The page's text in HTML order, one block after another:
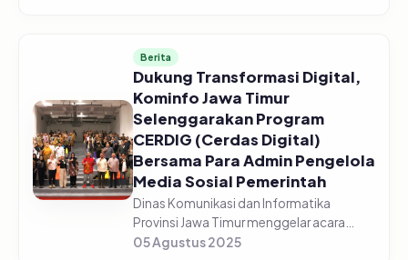
pendat...
Berita
Dukung Transformasi Digital,
Kominfo Jawa Timur
Selenggarakan Program
CERDIG (Cerdas Digital)
Bersama Para Admin Pengelola
Media Sosial Pemerintah
Dinas Komunikasi dan Informatika
Provinsi Jawa Timur menggelar acara
CERDIG (Cerdas Digital) yang di ikuti oleh
05 Agustus 2025